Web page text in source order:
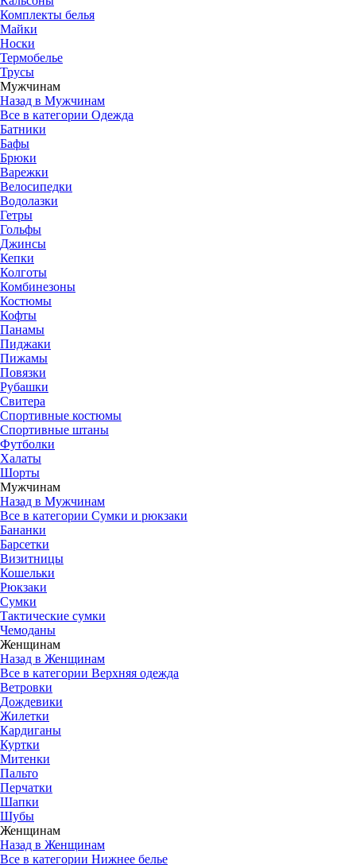
Комплекты белья
Майки
Носки
Термобелье
Трусы
Мужчинам
Назад в Мужчинам
Все в категории Одежда
Батники
Бафы
Брюки
Варежки
Велосипедки
Водолазки
Гетры
Гольфы
Джинсы
Кепки
Колготы
Комбинезоны
Костюмы
Кофты
Панамы
Пиджаки
Пижамы
Повязки
Рубашки
Свитера
Спортивные костюмы
Спортивные штаны
Футболки
Халаты
Шорты
Мужчинам
Назад в Мужчинам
Все в категории Сумки и рюкзаки
Бананки
Барсетки
Визитницы
Кошельки
Рюкзаки
Сумки
Тактические сумки
Чемоданы
Женщинам
Назад в Женщинам
Все в категории Верхняя одежда
Ветровки
Дождевики
Жилетки
Кардиганы
Куртки
Митенки
Пальто
Перчатки
Шапки
Шубы
Женщинам
Назад в Женщинам
Все в категории Нижнее белье